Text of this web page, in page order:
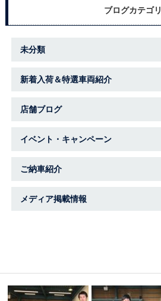
ブログカテゴリ
未分類
新着入荷＆特選車両紹介
店舗ブログ
イベント・キャンペーン
ご納車紹介
メディア掲載情報